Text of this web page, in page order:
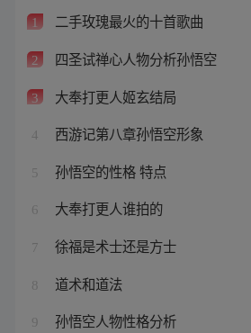
1 二手玫瑰最火的十首歌曲
2 四圣试禅心人物分析孙悟空
3 大奉打更人姬玄结局
4 西游记第八章孙悟空形象
5 孙悟空的性格 特点
6 大奉打更人谁拍的
7 徐福是术士还是方士
8 道术和道法
9 孙悟空人物性格分析